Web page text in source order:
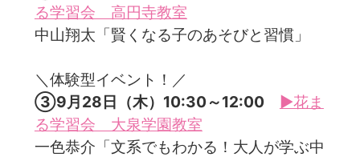
る学習会 高円寺教室
中山翔太「賢くなる子のあそびと習慣」
＼体験型イベント！／
③9月28日（木）10:30～12:00
▶花ま
る学習会 大泉学園教室
一色恭介「文系でもわかる！大人が学ぶ中